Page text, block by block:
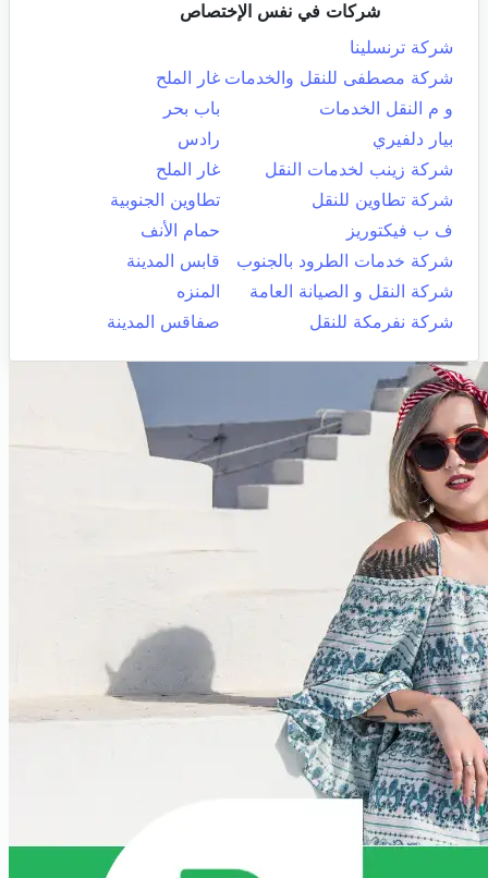
شركات في نفس الإختصاص
شركة ترنسلينا
شركة مصطفى للنقل والخدمات غار الملح
و م النقل الخدمات
باب بحر
بيار دلفيري
رادس
شركة زينب لخدمات النقل
غار الملح
شركة تطاوين للنقل
تطاوين الجنوبية
ف ب فيكتوريز
حمام الأنف
شركة خدمات الطرود بالجنوب
قابس المدينة
شركة النقل و الصيانة العامة
المنزه
شركة نفرمكة للنقل
صفاقس المدينة